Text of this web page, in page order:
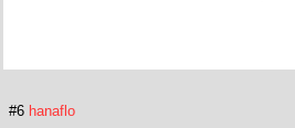
#6 hanaflo